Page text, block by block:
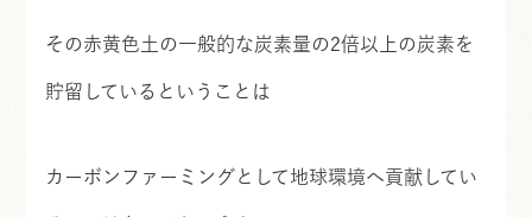
その赤黄色土の一般的な炭素量の2倍以上の炭素を
貯留しているということは
カーボンファーミングとして地球環境へ貢献してい